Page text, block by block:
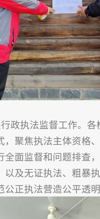
执法监督工作。各
聚焦执法主体资格
面监督和问题排查
及无证执法、粗暴
正执法营造公平透